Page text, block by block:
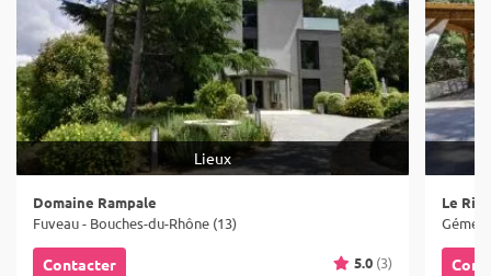
Lieux
Domaine Rampale
Fuveau - Bouches-du-Rhône (13)
Contacter 5.0 (3)
Le